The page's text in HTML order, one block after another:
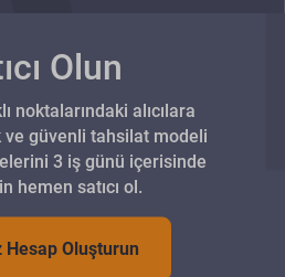
Olun
noktalarındaki alıcılara
ve güvenli tahsilat modeli
3 iş günü içerisinde
hemen satıcı ol.
Hesap Oluşturun